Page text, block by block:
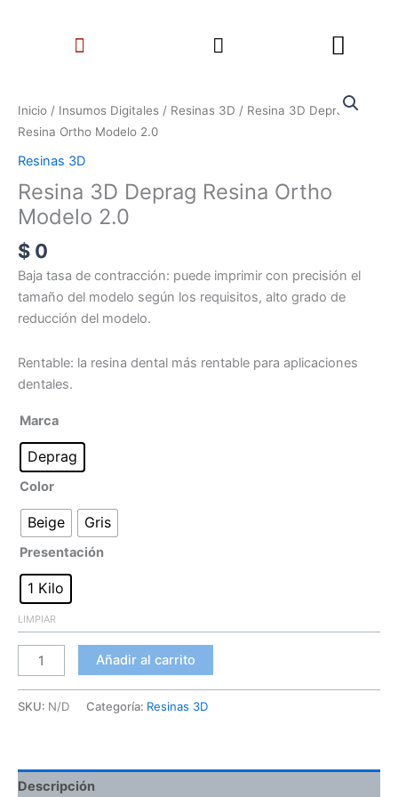
Menu Search
Inicio / Insumos Digitales / Resinas 3D / Resina 3D Deprag
Resina Ortho Modelo 2.0
Resinas 3D
Resina 3D Deprag Resina Ortho
Modelo 2.0
$ 0
Baja tasa de contracción: puede imprimir con precisión el
tamaño del modelo según los requisitos, alto grado de
reducción del modelo.
Rentable: la resina dental más rentable para aplicaciones
dentales.
Marca
Deprag
Color
Beige Gris
Presentación
1 Kilo
LIMPIAR
3D
Deprag
Ortho
Modelo
2.0
Añadir al carrito
SKU: N/D Categoría: Resinas 3D
Descripción